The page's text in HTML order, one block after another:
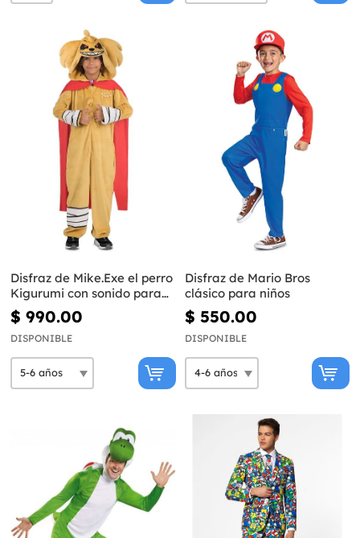
Disfraz de Mike.Exe el perro
Kigurumi con sonido para
niños - Mikecrack
$ 990.00
DISPONIBLE
Disfraz de Mario Bros
clásico para niños
$ 550.00
DISPONIBLE